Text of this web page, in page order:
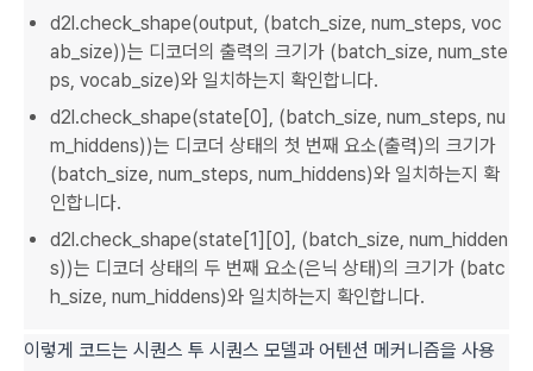
d2l.check_shape(output, (batch_size, num_steps, voc
ab_size))는 디코더의 출력의 크기가 (batch_size, num_ste
ps, vocab_size)와 일치하는지 확인합니다.
d2l.check_shape(state[0], (batch_size, num_steps, nu
m_hiddens))는 디코더 상태의 첫 번째 요소(출력)의 크기가
(batch_size, num_steps, num_hiddens)와 일치하는지 확
인합니다.
d2l.check_shape(state[1][0], (batch_size, num_hidden
s))는 디코더 상태의 두 번째 요소(은닉 상태)의 크기가 (batc
h_size, num_hiddens)와 일치하는지 확인합니다.
이렇게 코드는 시퀀스 투 시퀀스 모델과 어텐션 메커니즘을 사용